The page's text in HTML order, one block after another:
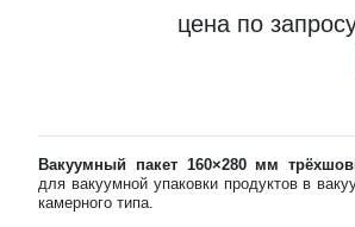
цена по
Вакуумный пакет 160×280 мм
для вакуумной упаковки продуктов в
камерного типа.